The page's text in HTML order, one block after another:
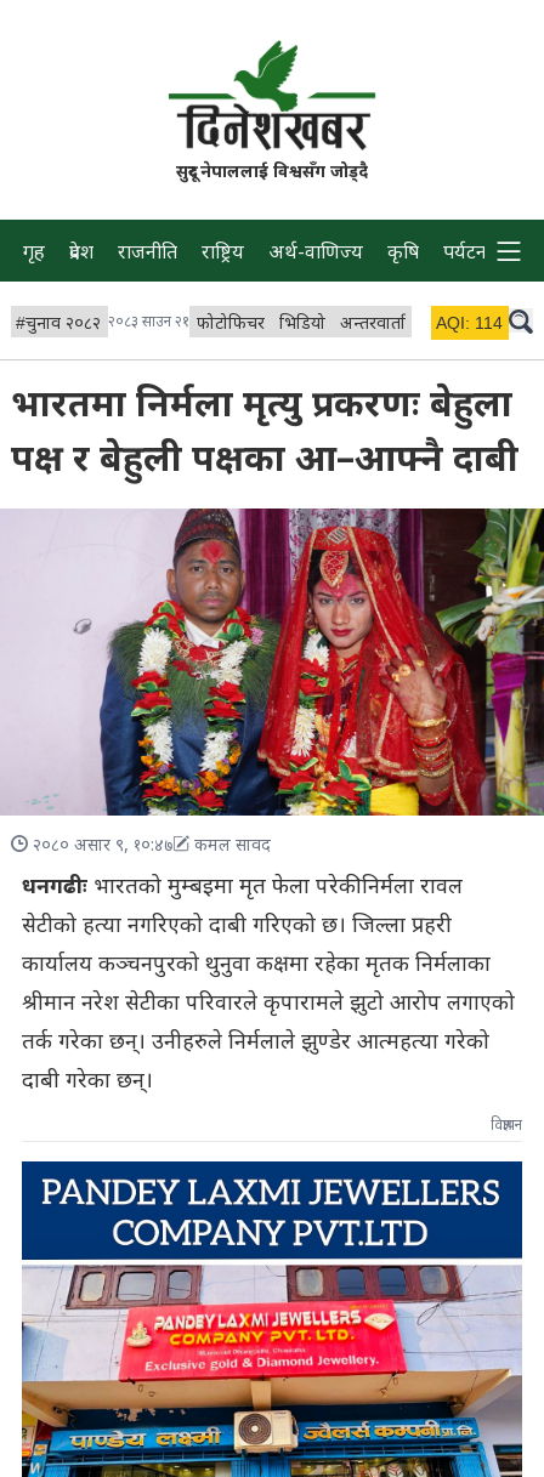
सुदूर नेपाललाई विश्वसँग जोड्दै
गृह प्रदेश राजनीति राष्ट्रिय अर्थ-वाणिज्य कृषि पर्यटन प्रवास
#चुनाव २०८२ २०८३ साउन २१ फोटोफिचर भिडियो अन्तरवार्ता विचार/ब्लग
AQI: 114
भारतमा निर्मला मृत्यु प्रकरणः बेहुला
पक्ष र बेहुली पक्षका आ–आफ्नै दाबी
२०८० असार ९, १०:४७ कमल सावद
धनगढीः भारतको मुम्बइमा मृत फेला परेकी निर्मला रावल
सेटीको हत्या नगरिएको दाबी गरिएको छ। जिल्ला प्रहरी
कार्यालय कञ्चनपुरको थुनुवा कक्षमा रहेका मृतक निर्मलाका
श्रीमान नरेश सेटीका परिवारले कृपारामले झुटो आरोप लगाएको
तर्क गरेका छन्। उनीहरुले निर्मलाले झुण्डेर आत्महत्या गरेको
दाबी गरेका छन्।
विज्ञापन